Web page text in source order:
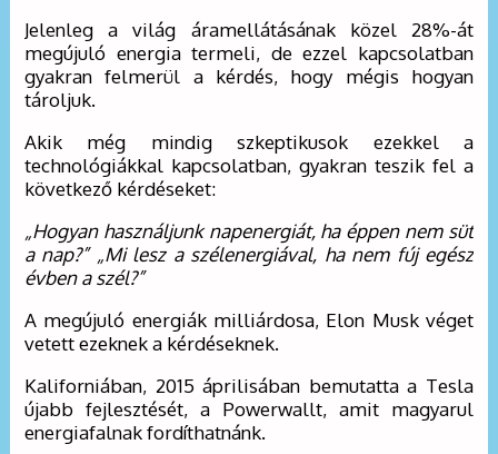
Jelenleg a világ áramellátásának közel 28%-át
megújuló energia termeli, de ezzel kapcsolatban
gyakran felmerül a kérdés, hogy mégis hogyan
tároljuk.
Akik még mindig szkeptikusok ezekkel a
technológiákkal kapcsolatban, gyakran teszik fel a
következő kérdéseket:
„Hogyan használjunk napenergiát, ha éppen nem süt
a nap?” „Mi lesz a szélenergiával, ha nem fúj egész
évben a szél?”
A megújuló energiák milliárdosa, Elon Musk véget
vetett ezeknek a kérdéseknek.
Kaliforniában, 2015 áprilisában bemutatta a Tesla
újabb fejlesztését, a Powerwallt, amit magyarul
energiafalnak fordíthatnánk.